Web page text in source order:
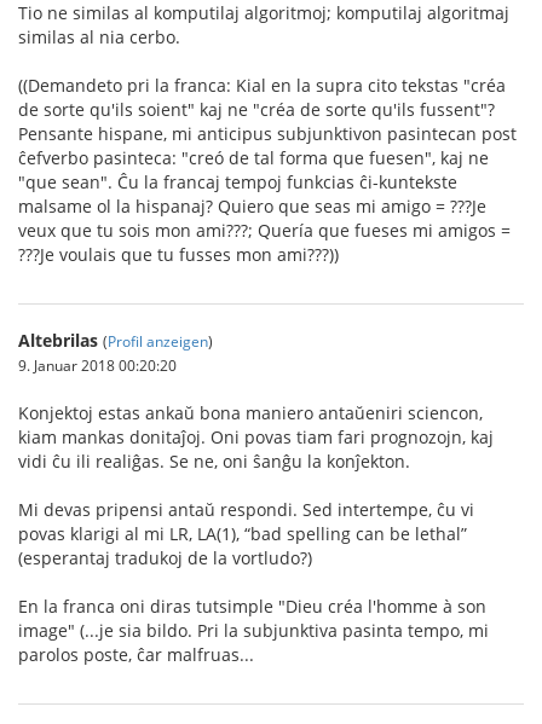
Tio ne similas al komputilaj algoritmoj; komputilaj algoritmaj
similas al nia cerbo.
((Demandeto pri la franca: Kial en la supra cito tekstas "créa
de sorte qu'ils soient" kaj ne "créa de sorte qu'ils fussent"?
Pensante hispane, mi anticipus subjunktivon pasintecan post
ĉefverbo pasinteca: "creó de tal forma que fuesen", kaj ne
"que sean". Ĉu la francaj tempoj funkcias ĉi-kuntekste
malsame ol la hispanaj? Quiero que seas mi amigo = ???Je
veux que tu sois mon ami???; Quería que fueses mi amigos =
???Je voulais que tu fusses mon ami???))
Altebrilas (Profil anzeigen)
9. Januar 2018 00:20:20
Konjektoj estas ankaŭ bona maniero antaŭeniri sciencon,
kiam mankas donitaĵoj. Oni povas tiam fari prognozojn, kaj
vidi ĉu ili realiĝas. Se ne, oni ŝanĝu la konĵekton.
Mi devas pripensi antaŭ respondi. Sed intertempe, ĉu vi
povas klarigi al mi LR, LA(1), “bad spelling can be lethal”
(esperantaj tradukoj de la vortludo?)
En la franca oni diras tutsimple "Dieu créa l'homme à son
image" (...je sia bildo. Pri la subjunktiva pasinta tempo, mi
parolos poste, ĉar malfruas...